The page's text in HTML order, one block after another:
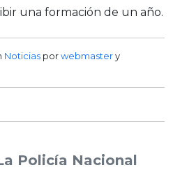
una formación de un año.
Noticias porwebmastery
Policía Nacional